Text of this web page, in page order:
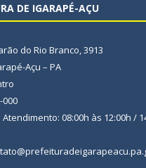
DE IGARAPÉ-AÇU
do Rio Branco, 3913
Açu – PA
000
08:00h às 12:00h /